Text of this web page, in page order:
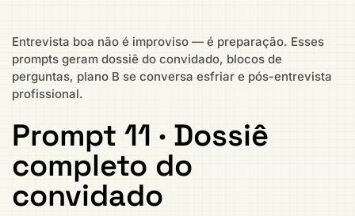
Entrevista boa não é improviso — é preparação. Esses
prompts geram dossiê do convidado, blocos de
perguntas, plano B se conversa esfriar e pós-entrevista
profissional.
Prompt 11 · Dossiê
completo do
convidado